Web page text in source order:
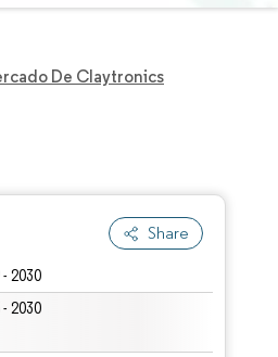
De Claytronics
Share
- 2030
- 2030